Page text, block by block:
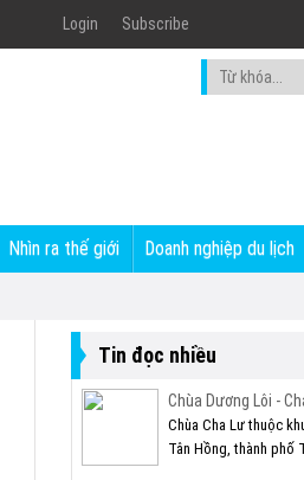
Login Subscribe
Nhìn ra thế giới Doanh nghiệp du lịch
Tin đọc nhiều
Chùa Dương Lôi -
Chùa Cha Lư thuộc
Tân Hồng, thành phố